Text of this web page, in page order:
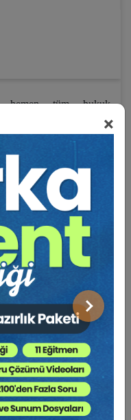
×
Sonraki
hemen tüm hukuk
Uygulamada sıkça
mahkemelerinin çoğu
bilirkişi raporlarındaki
gerçektir.
ise, pek çok
olması,
yapılmamış olması,
gerekirken bilirkişiye
olması
Hukuk Genel Kurulu
raporları ve bilirkişi